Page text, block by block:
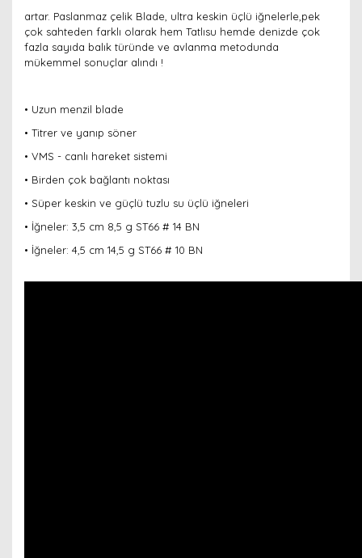
artar. Paslanmaz çelik Blade, ultra keskin üçlü iğnelerle,pek
çok sahteden farklı olarak hem Tatlısu hemde denizde çok
fazla sayıda balık türünde ve avlanma metodunda
mükemmel sonuçlar alındı !
• Uzun menzil blade
• Titrer ve yanıp söner
• VMS - canlı hareket sistemi
• Birden çok bağlantı noktası
• Süper keskin ve güçlü tuzlu su üçlü iğneleri
• İğneler: 3,5 cm 8,5 g ST66 # 14 BN
• İğneler: 4,5 cm 14,5 g ST66 # 10 BN